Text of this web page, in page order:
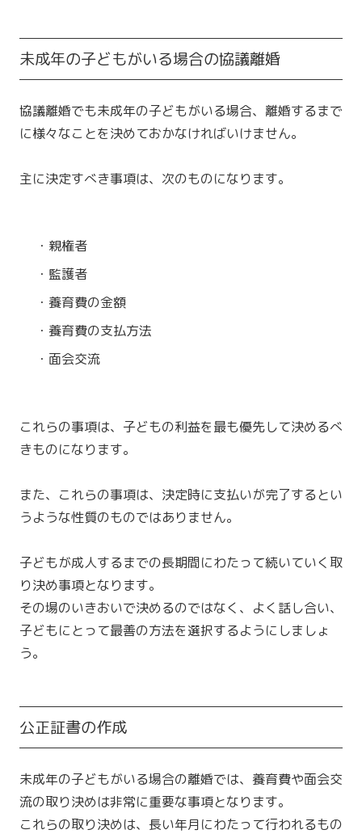
未成年の子どもがいる場合の協議離婚
協議離婚でも未成年の子どもがいる場合、離婚するまで
に様々なことを決めておかなければいけません。
主に決定すべき事項は、次のものになります。
・親権者
・監護者
・養育費の金額
・養育費の支払方法
・面会交流
これらの事項は、子どもの利益を最も優先して決めるべ
きものになります。
また、これらの事項は、決定時に支払いが完了するとい
うような性質のものではありません。
子どもが成人するまでの長期間にわたって続いていく取
り決め事項となります。
その場のいきおいで決めるのではなく、よく話し合い、
子どもにとって最善の方法を選択するようにしましょ
う。
公正証書の作成
未成年の子どもがいる場合の離婚では、養育費や面会交
流の取り決めは非常に重要な事項となります。
これらの取り決めは、長い年月にわたって行われるもの